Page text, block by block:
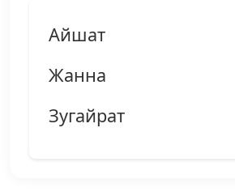
Айшат
Жанна
Зугайрат